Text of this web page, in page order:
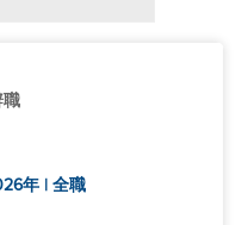
職
年 | 全職